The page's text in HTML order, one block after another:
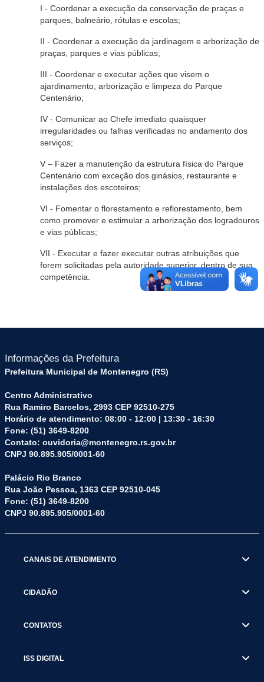
I - Coordenar a execução da conservação de praças e
parques, balneário, rótulas e escolas;
II - Coordenar a execução da jardinagem e arborização de
praças, parques e vias públicas;
III - Coordenar e executar ações que visem o
ajardinamento, arborização e limpeza do Parque
Centenário;
IV - Comunicar ao Chefe imediato quaisquer
irregularidades ou falhas verificadas no andamento dos
serviços;
V – Fazer a manutenção da estrutura física do Parque
Centenário com exceção dos ginásios, restaurante e
instalações dos escoteiros;
VI - Fomentar o florestamento e reflorestamento, bem
como promover e estimular a arborização dos logradouros
e vias públicas;
VII - Executar e fazer executar outras atribuições que
forem solicitadas pela autoridade superior, dentro de sua
competência.
Informações da Prefeitura
Prefeitura Municipal de Montenegro (RS)
Centro Administrativo
Rua Ramiro Barcelos, 2993 CEP 92510-275
Horário de atendimento: 08:00 - 12:00 | 13:30 - 16:30
Fone: (51) 3649-8200
Contato: ouvidoria@montenegro.rs.gov.br
CNPJ 90.895.905/0001-60
Palácio Rio Branco
Rua João Pessoa, 1363 CEP 92510-045
Fone: (51) 3649-8200
CNPJ 90.895.905/0001-60
CANAIS DE ATENDIMENTO
CIDADÃO
CONTATOS
ISS DIGITAL